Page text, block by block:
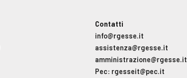
Contatti
info@rgesse.it
assistenza@rgesse.it
amministrazione@rgesse.it
Pec: rgesseit@pec.it